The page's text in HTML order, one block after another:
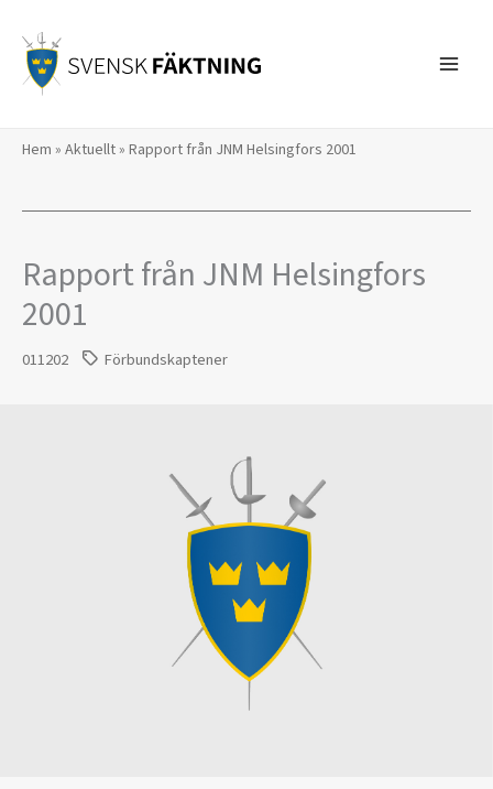
innehåll
Hem » Aktuellt» Rapport från JNM Helsingfors 2001
Rapport från JNM Helsingfors
2001
011202 Förbundskaptener